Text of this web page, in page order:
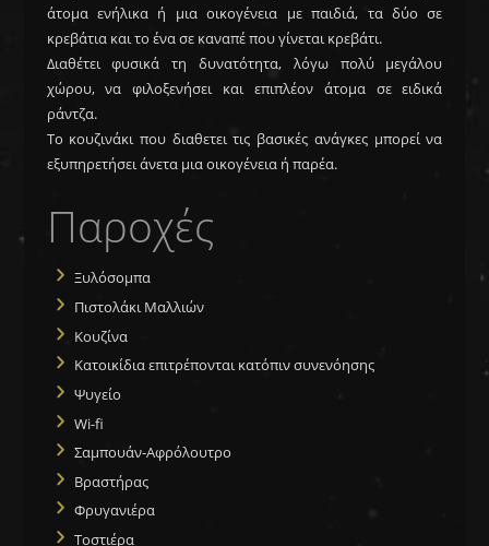
άτομα ενήλικα ή μια οικογένεια με παιδιά, τα δύο σε
κρεβάτια και το ένα σε καναπέ που γίνεται κρεβάτι.
Διαθέτει φυσικά τη δυνατότητα, λόγω πολύ μεγάλου
χώρου, να φιλοξενήσει και επιπλέον άτομα σε ειδικά
ράντζα.
Το κουζινάκι που διαθετει τις βασικές ανάγκες μπορεί να
εξυπηρετήσει άνετα μια οικογένεια ή παρέα.
Παροχές
Ξυλόσομπα
Πιστολάκι Μαλλιών
Κουζίνα
Κατοικίδια επιτρέπονται κατόπιν συνενόησης
Ψυγείο
Wi-fi
Σαμπουάν-Αφρόλουτρο
Βραστήρας
Φρυγανιέρα
Τοστιέρα